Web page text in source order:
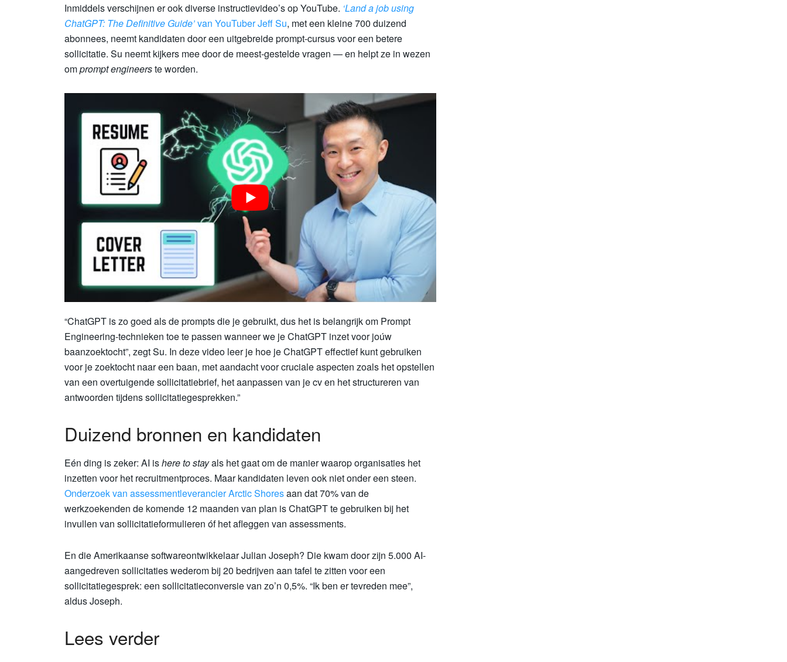
Inmiddels verschijnen er ook diverse instructievideo’s op YouTube. ‘Land a job using
ChatGPT: The Definitive Guide’van YouTuber Jeff Su, met een kleine 700 duizend
abonnees, neemt kandidaten door een uitgebreide prompt-cursus voor een betere
sollicitatie. Su neemt kijkers mee door de meest-gestelde vragen — en helpt ze in wezen
omprompt engineerste worden.
“ChatGPT is zo goed als de prompts die je gebruikt, dus het is belangrijk om Prompt
Engineering-technieken toe te passen wanneer we je ChatGPT inzet voor joúw
baanzoektocht”, zegt Su. In deze video leer je hoe je ChatGPT effectief kunt gebruiken
voor je zoektocht naar een baan, met aandacht voor cruciale aspecten zoals het opstellen
van een overtuigende sollicitatiebrief, het aanpassen van je cv en het structureren van
antwoorden tijdens sollicitatiegesprekken.”
Duizend bronnen en kandidaten
Eén ding is zeker: AI ishere to stayals het gaat om de manier waarop organisaties het
inzetten voor het recruitmentproces. Maar kandidaten leven ook niet onder een steen.
Onderzoek van assessmentleverancier Arctic Shoresaan dat 70% van de
werkzoekenden de komende 12 maanden van plan is ChatGPT te gebruiken bij het
invullen van sollicitatieformulieren óf het afleggen van assessments.
En die Amerikaanse softwareontwikkelaar Julian Joseph? Die kwam door zijn 5.000 AI-
aangedreven sollicitaties wederom bij 20 bedrijven aan tafel te zitten voor een
sollicitatiegesprek: een sollicitatieconversie van zo’n 0,5%. “Ik ben er tevreden mee”,
aldus Joseph.
Lees verder